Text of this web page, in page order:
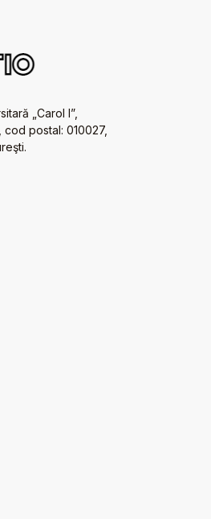
„Carol I”,
cod postal: 010027,